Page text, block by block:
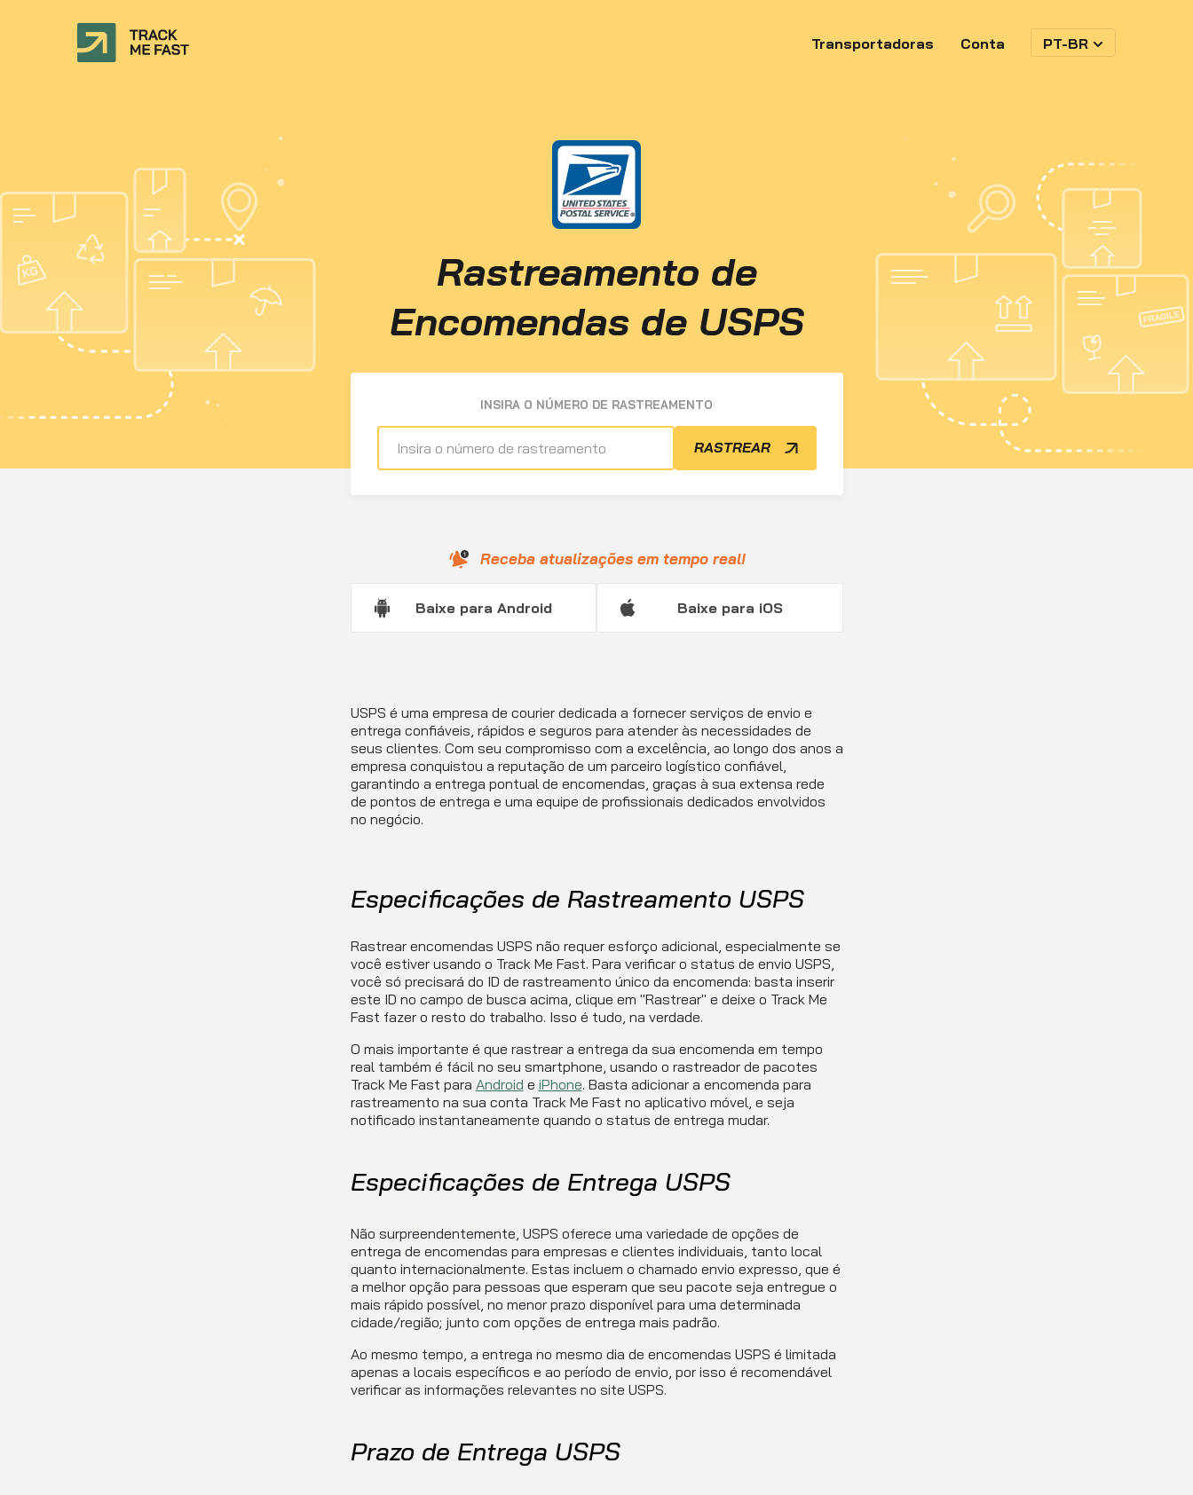
Transportadoras Conta PT-BR
Rastreamento de
Encomendas de USPS
INSIRA O NÚMERO DE RASTREAMENTO
RASTREAR
Receba atualizações em tempo real!
Baixe para Android Baixe para iOS
USPS é uma empresa de courier dedicada a fornecer serviços de envio e
entrega confiáveis, rápidos e seguros para atender às necessidades de
seus clientes. Com seu compromisso com a excelência, ao longo dos anos a
empresa conquistou a reputação de um parceiro logístico confiável,
garantindo a entrega pontual de encomendas, graças à sua extensa rede
de pontos de entrega e uma equipe de profissionais dedicados envolvidos
no negócio.
Especificações de Rastreamento USPS
Rastrear encomendas USPS não requer esforço adicional, especialmente se
você estiver usando o Track Me Fast. Para verificar o status de envio USPS,
você só precisará do ID de rastreamento único da encomenda: basta inserir
este ID no campo de busca acima, clique em "Rastrear" e deixe o Track Me
Fast fazer o resto do trabalho. Isso é tudo, na verdade.
O mais importante é que rastrear a entrega da sua encomenda em tempo
real também é fácil no seu smartphone, usando o rastreador de pacotes
Track Me Fast para Android e iPhone. Basta adicionar a encomenda para
rastreamento na sua conta Track Me Fast no aplicativo móvel, e seja
notificado instantaneamente quando o status de entrega mudar.
Especificações de Entrega USPS
Não surpreendentemente, USPS oferece uma variedade de opções de
entrega de encomendas para empresas e clientes individuais, tanto local
quanto internacionalmente. Estas incluem o chamado envio expresso, que é
a melhor opção para pessoas que esperam que seu pacote seja entregue o
mais rápido possível, no menor prazo disponível para uma determinada
cidade/região; junto com opções de entrega mais padrão.
Ao mesmo tempo, a entrega no mesmo dia de encomendas USPS é limitada
apenas a locais específicos e ao período de envio, por isso é recomendável
verificar as informações relevantes no site USPS.
Prazo de Entrega USPS